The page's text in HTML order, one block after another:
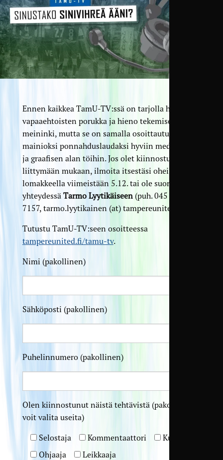
Ennen kaikkea TamU-TV:ssä on tarjolla hauska
vapaaehtoisten porukka ja hieno tekemisen
meininki, mutta se on samalla osoittautunut
mainioksi ponnahduslaudaksi hyviin media-alan
ja graafisen alan töihin. Jos olet kiinnostunut
liittymään mukaan, ilmoita itsestäsi oheisella
lomakkeella viimeistään 5.12. tai ole suoraan
yhteydessä Tarmo Lyytikäiseen(puh. 045 271
7157, tarmo.lyytikainen (at) tampereunited.fi).
Tutustu TamU-TV:seen osoitteessa
tampereunited.fi/tamu-tv.
Nimi (pakollinen)
Sähköposti (pakollinen)
Puhelinnumero (pakollinen)
Olen kiinnostunut näistä tehtävistä (pakollinen,
voit valita useita)
Selostaja Kommentaattori
Kuvaaja
Ohjaaja
Leikkaaja